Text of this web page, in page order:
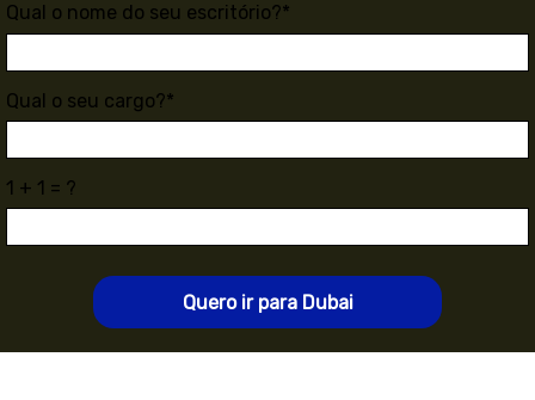
Qual o nome do seu escritório?*
Qual o seu cargo?*
1 + 1 = ?
Quero ir para Dubai